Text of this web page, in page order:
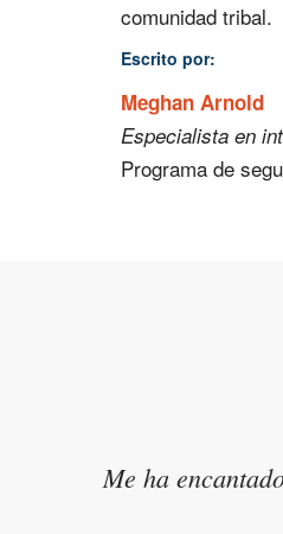
comunidad tribal.
Escrito por:
Meghan Arnold
Especialista en
Programa de
Me ha
Me gustaron las